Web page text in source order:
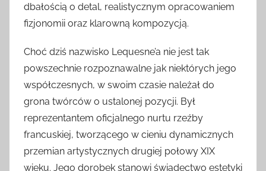
dbałością o detal, realistycznym opracowaniem
fizjonomii oraz klarowną kompozycją.
Choć dziś nazwisko Lequesne’a nie jest tak
powszechnie rozpoznawalne jak niektórych jego
współczesnych, w swoim czasie należał do
grona twórców o ustalonej pozycji. Był
reprezentantem oficjalnego nurtu rzeźby
francuskiej, tworzącego w cieniu dynamicznych
przemian artystycznych drugiej połowy XIX
wieku. Jego dorobek stanowi świadectwo estetyki